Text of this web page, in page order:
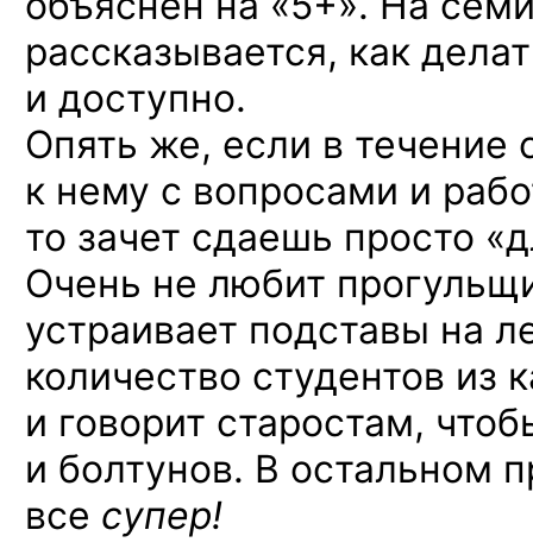
рассказывается, как
и доступно.
Опять же, если в течение
к нему с вопросами и
то зачет сдаешь просто
Очень не любит
устраивает подставы на
количество студентов из
и говорит старостам,
и болтунов. В остальном
все супер!